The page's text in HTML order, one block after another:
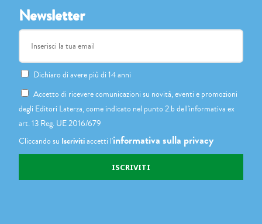
Newsletter
Dichiaro di avere più di 14 anni
Accetto di ricevere comunicazioni su novità, eventi e promozioni
degli Editori Laterza, come indicato nel punto 2.b dell'informativa ex
art. 13 Reg. UE 2016/679
Cliccando su Iscrivitiaccetti l'informativa sulla privacy